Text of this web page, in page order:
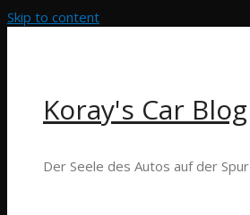
Skip to content
Koray's Car Blog
Der Seele des Autos auf der Spur